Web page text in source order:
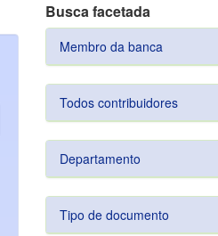
Busca facetada
Membro da banca
Todos contribuidores
Departamento
Tipo de documento